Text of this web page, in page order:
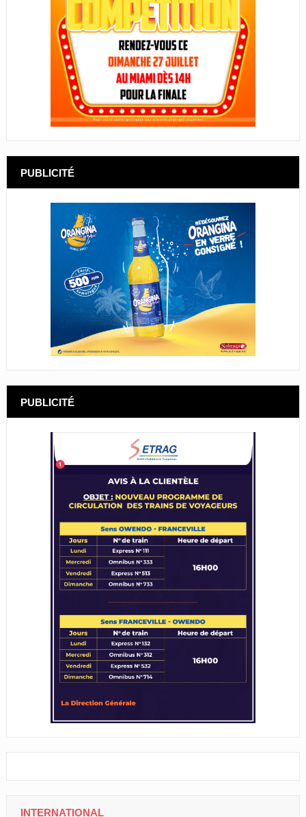
PUBLICITÉ
PUBLICITÉ
INTERNATIONAL